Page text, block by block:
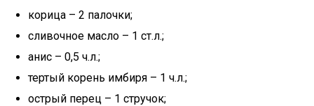
корица – 2 палочки;
сливочное масло – 1 ст.л.;
анис – 0,5 ч.л.;
тертый корень имбиря – 1 ч.л.;
острый перец – 1 стручок;